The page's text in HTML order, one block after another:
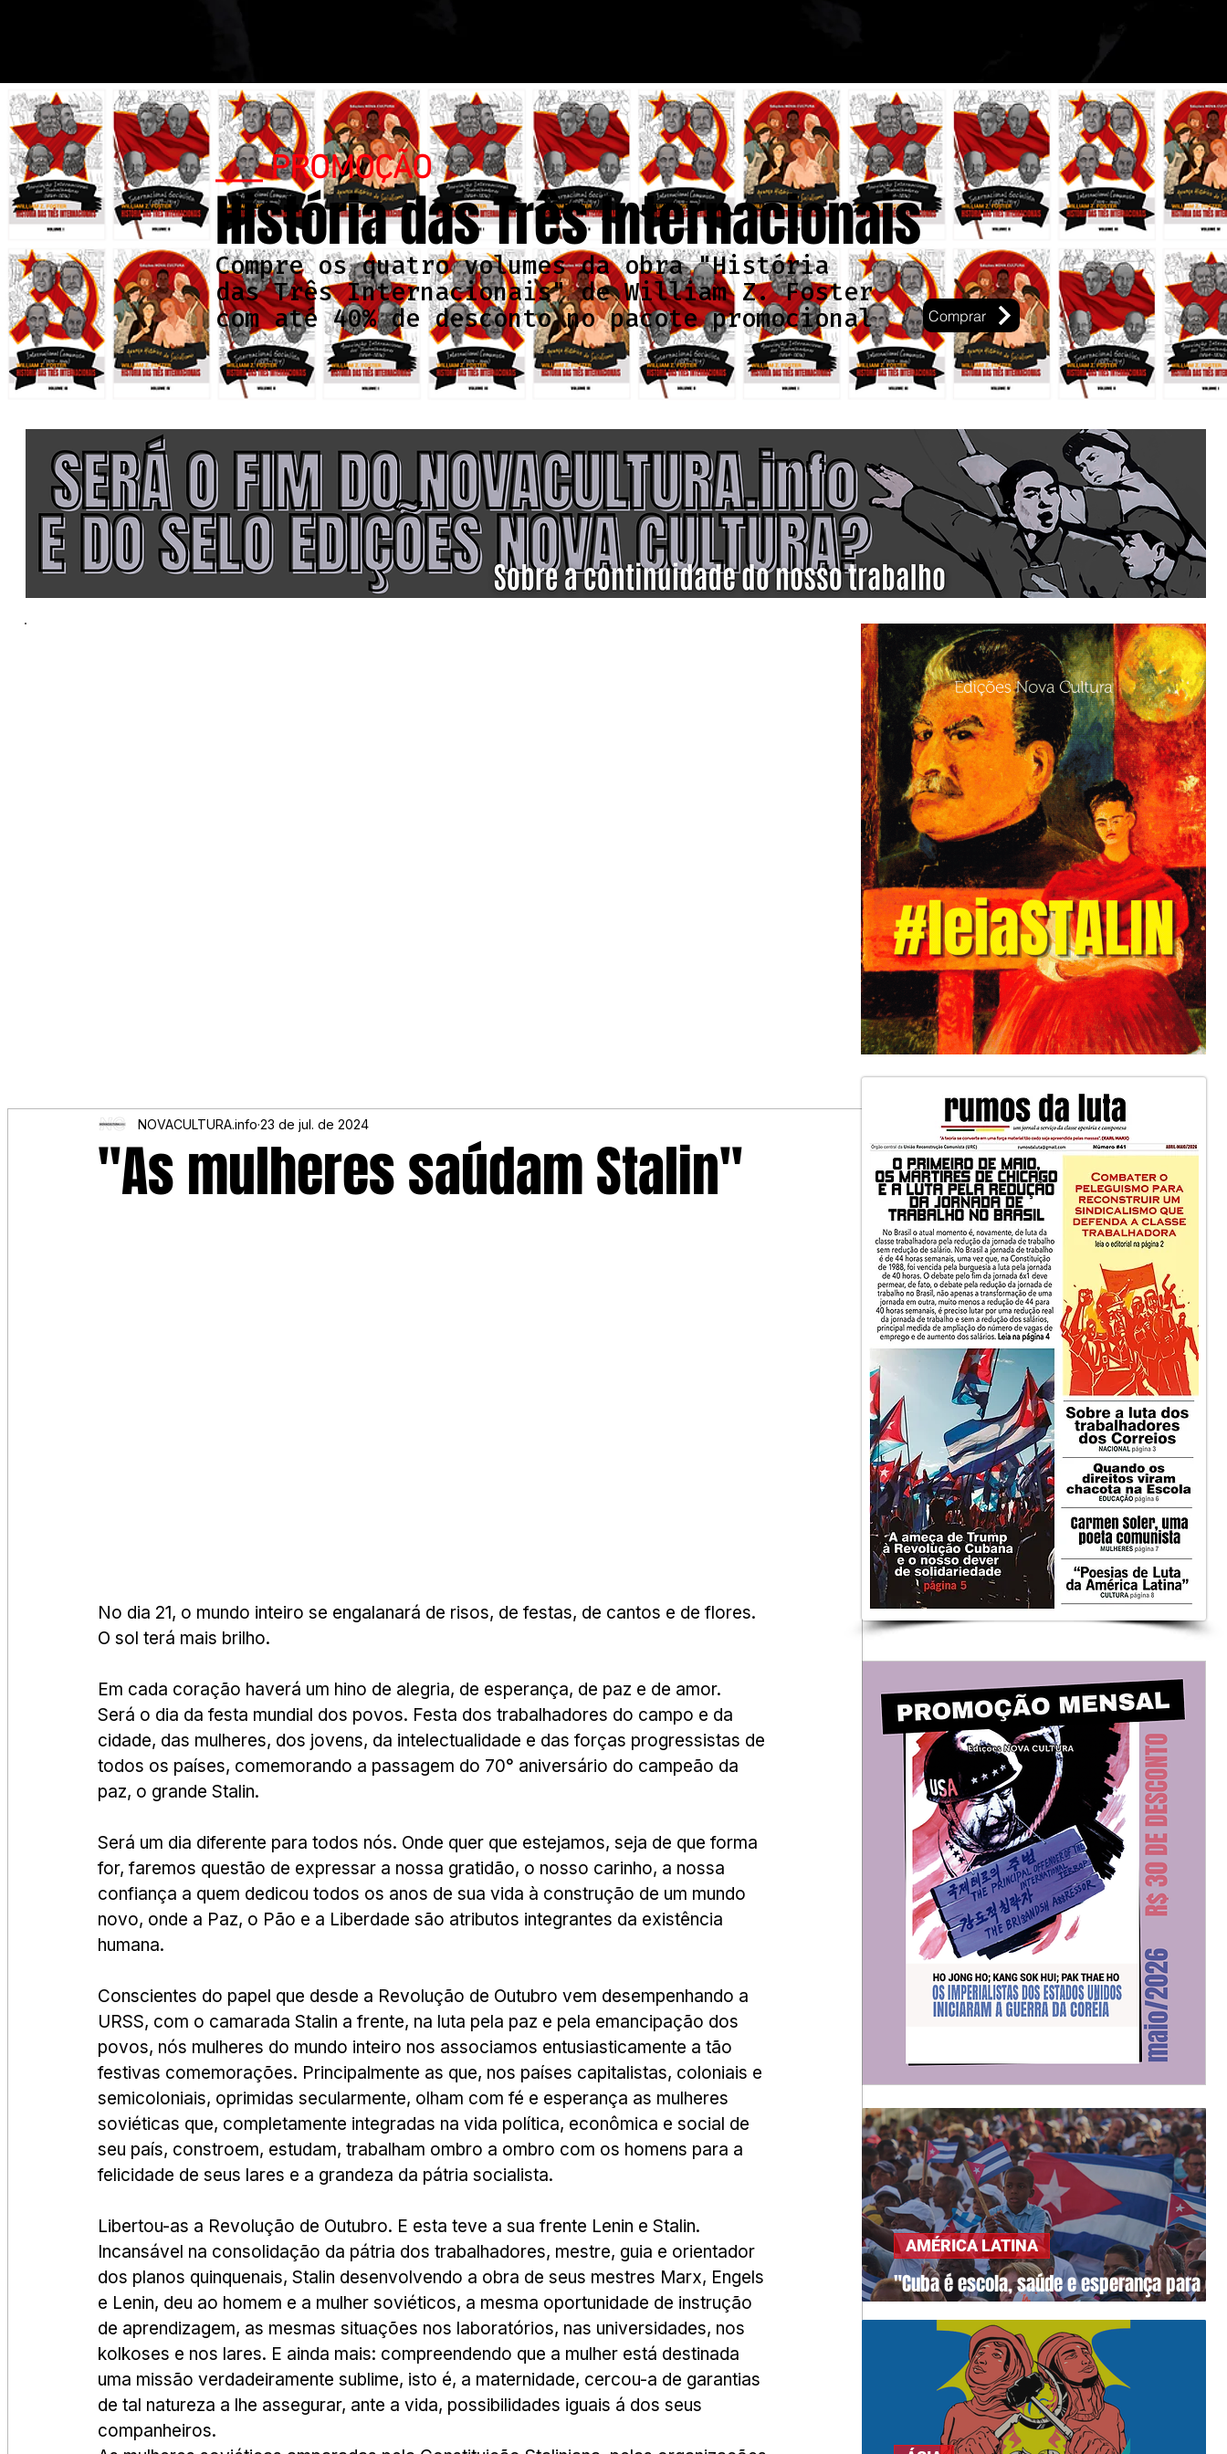
Compre os quatro volumes da obra "História
das Três Internacionais" de William Z. Foster
com até 40% de desconto no pacote promocional
___ PROMOÇÃO
História das Três Internacionais
Comprar
"As mulheres saúdam Stalin"
NOVACULTURA.info 23 de jul. de 2024
No dia 21, o mundo inteiro se engalanará de risos, de festas, de cantos e de flores.
O sol terá mais brilho.
Em cada coração haverá um hino de alegria, de esperança, de paz e de amor.
Será o dia da festa mundial dos povos. Festa dos trabalhadores do campo e da
cidade, das mulheres, dos jovens, da intelectualidade e das forças progressistas de
todos os países, comemorando a passagem do 70° aniversário do campeão da
paz, o grande Stalin.
Será um dia diferente para todos nós. Onde quer que estejamos, seja de que forma
for, faremos questão de expressar a nossa gratidão, o nosso carinho, a nossa
confiança a quem dedicou todos os anos de sua vida à construção de um mundo
novo, onde a Paz, o Pão e a Liberdade são atributos integrantes da existência
humana.
Conscientes do papel que desde a Revolução de Outubro vem desempenhando a
URSS, com o camarada Stalin a frente, na luta pela paz e pela emancipação dos
povos, nós mulheres do mundo inteiro nos associamos entusiasticamente a tão
festivas comemorações. Principalmente as que, nos países capitalistas, coloniais e
semicoloniais, oprimidas secularmente, olham com fé e esperança as mulheres
soviéticas que, completamente integradas na vida política, econômica e social de
seu país, constroem, estudam, trabalham ombro a ombro com os homens para a
felicidade de seus lares e a grandeza da pátria socialista.
Libertou-as a Revolução de Outubro. E esta teve a sua frente Lenin e Stalin.
Incansável na consolidação da pátria dos trabalhadores, mestre, guia e orientador
dos planos quinquenais, Stalin desenvolvendo a obra de seus mestres Marx, Engels
e Lenin, deu ao homem e a mulher soviéticos, a mesma oportunidade de instrução
de aprendizagem, as mesmas situações nos laboratórios, nas universidades, nos
kolkoses e nos lares. E ainda mais: compreendendo que a mulher está destinada
uma missão verdadeiramente sublime, isto é, a maternidade, cercou-a de garantias
de tal natureza a lhe assegurar, ante a vida, possibilidades iguais á dos seus
companheiros.
"Cuba é escola, saúde e esperança para o
AMÉRICA LATINA